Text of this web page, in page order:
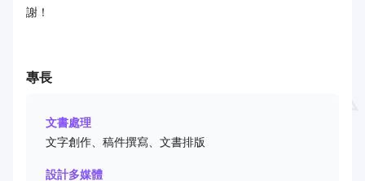
謝！
專長
文書處理
文字創作、稿件撰寫、文書排版
設計多媒體